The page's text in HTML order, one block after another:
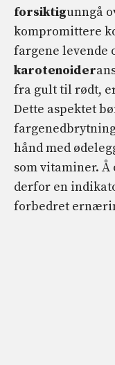
forsiktigunngå
kompromittere
fargene levende
karotenoider
fra gult til rødt,
Dette aspektet
hånd med
som vitaminer.
derfor en
forbedret